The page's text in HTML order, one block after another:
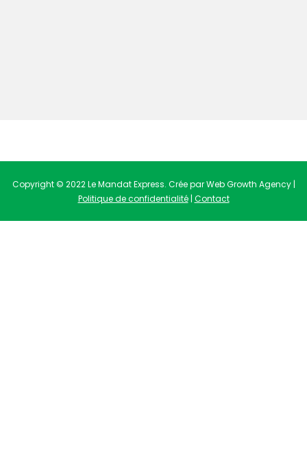
Copyright © 2022 Le Mandat Express. Crée par Web Growth Agency |
Politique de confidentialité| Contact